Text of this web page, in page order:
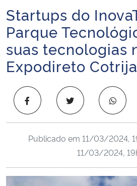
Ministério da Infraestrutura
Ministério da Agricultura, Pecuária e
Ministério da Educação
Ministério da Cidadania
Ministério da Saúde
Ministério de Minas e Energia
Ministério da Ciência, Tecnologia, Inovações e
Início do conteúdo
Startups do
Parque
suas tecnologias
Expodireto
Publicado em 11/03/2024,
11/03/2024,